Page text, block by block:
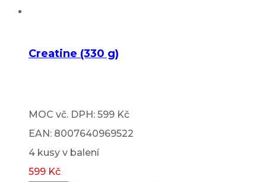
Creatine (330 g)
MOC vč. DPH: 599 Kč
EAN: 8007640969522
4 kusy v balení
599 Kč